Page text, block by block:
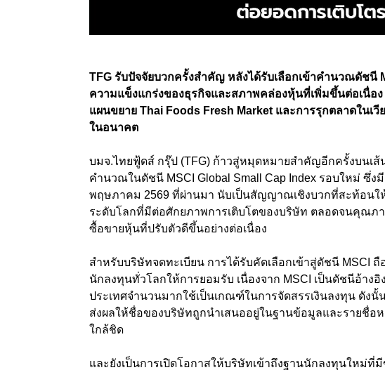
TFG รับปัจจัยบวกครั้งสำคัญ หลังได้รับเลือกเข้าคำนวณดัชนี
ความแข็งแกร่งของธุรกิจและสภาพคล่องหุ้นที่เพิ่มขึ้นต่อเนื่อ
แผนขยาย Thai Foods Fresh Market และการรุกตลาดในเ
ในอนาคต
บมจ.ไทยฟู้ดส์ กรุ๊ป (TFG) ก้าวสู่หมุดหมายสำคัญอีกครั้งบนเส้
คำนวณในดัชนี MSCI Global Small Cap Index รอบใหม่ ซึ่ง
พฤษภาคม 2569 ที่ผ่านมา นับเป็นสัญญาณเชิงบวกที่สะท้อนใ
ระดับโลกที่มีต่อศักยภาพการเติบโตของบริษัท ตลอดจนคุณภ
ซื้อขายหุ้นที่ปรับตัวดีขึ้นอย่างต่อเนื่อง
สำหรับบริษัทจดทะเบียน การได้รับคัดเลือกเข้าสู่ดัชนี MSCI
นักลงทุนทั่วโลกให้การยอมรับ เนื่องจาก MSCI เป็นดัชนีอ้า
ประเทศจำนวนมากใช้เป็นเกณฑ์ในการจัดสรรเงินลงทุน ดัง
ส่งผลให้ชื่อของบริษัทถูกนำเสนออยู่ในฐานข้อมูลและรายชื่
ใกล้ชิด
และยังเป็นการเปิดโอกาสให้บริษัทเข้าถึงฐานนักลงทุนใหม่